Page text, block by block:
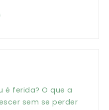
é ferida? O que a
sem se perder